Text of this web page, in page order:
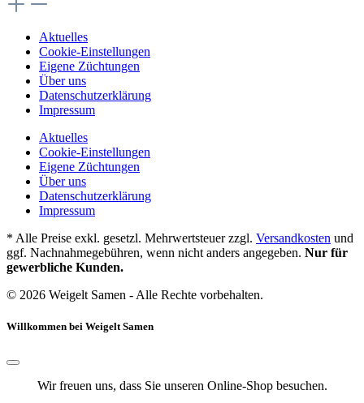
Aktuelles
Cookie-Einstellungen
Eigene Züchtungen
Über uns
Datenschutzerklärung
Impressum
Aktuelles
Cookie-Einstellungen
Eigene Züchtungen
Über uns
Datenschutzerklärung
Impressum
* Alle Preise exkl. gesetzl. Mehrwertsteuer zzgl. Versandkosten und
ggf. Nachnahmegebühren, wenn nicht anders angegeben. Nur für
gewerbliche Kunden.
© 2026 Weigelt Samen - Alle Rechte vorbehalten.
Willkommen bei Weigelt Samen
Wir freuen uns, dass Sie unseren Online-Shop besuchen.